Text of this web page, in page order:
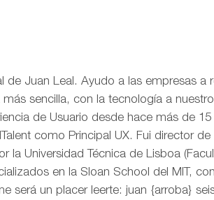
de Juan Leal. Ayudo a las empresas a
sencilla, con la tecnología a
de Usuario desde hace más de
como Principal UX. Fui director
la Universidad Técnica de Lisboa
en la Sloan School del MIT,
será un placer leerte: juan {arroba}